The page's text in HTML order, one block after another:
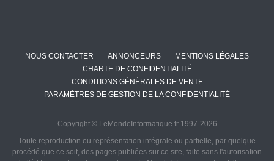
NOUS CONTACTER ANNONCEURS
MENTIONS LÉGALES
CHARTE DE CONFIDENTIALITÉ
CONDITIONS GÉNÉRALES DE VENTE
PARAMÈTRES DE GESTION DE LA CONFIDENTIALITÉ
Copyright © LeMondeInformatique.fr 1997-2026
Toute reproduction ou représentation intégrale ou partielle, par quelque
procédé que ce soit, des pages publiées sur ce site, faite sans l'autorisation